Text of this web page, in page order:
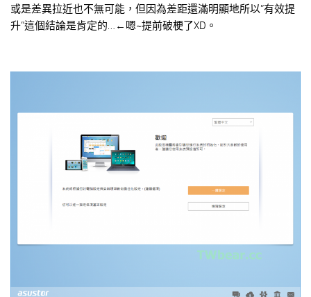
或是差異拉近也不無可能，但因為差距還滿明顯地所以”有效提
升”這個結論是肯定的…←嗯~提前破梗了XD。